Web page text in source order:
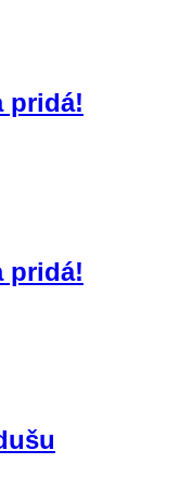
pridá!
pridá!